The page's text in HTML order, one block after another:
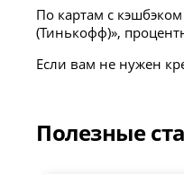
По картам с
(Тинькофф)»,
Если вам не нужен
Полезные